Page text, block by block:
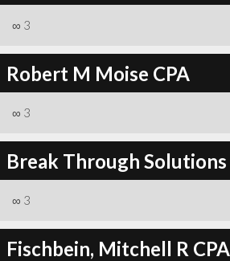
∞ 3
Robert M Moise CPA
∞ 3
Break Through Solutions
∞ 3
Fischbein, Mitchell R CPA